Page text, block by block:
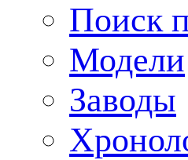
Поиск
Модели
Заводы